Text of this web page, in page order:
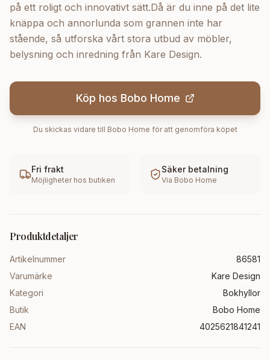
på ett roligt och innovativt sätt.Då är du inne på det lite
knäppa och annorlunda som grannen inte har
stående, så utforska vårt stora utbud av möbler,
belysning och inredning från Kare Design.
Köp hos Bobo Home
Du skickas vidare till Bobo Home för att genomföra köpet
Fri frakt
Möjligheter hos butiken
Säker betalning
Via Bobo Home
Produktdetaljer
Artikelnummer
86581
Varumärke
Kare Design
Kategori
Bokhyllor
Butik
Bobo Home
EAN
4025621841241